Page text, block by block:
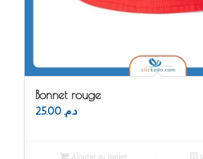
Bonnet rouge
د.م. 25.00